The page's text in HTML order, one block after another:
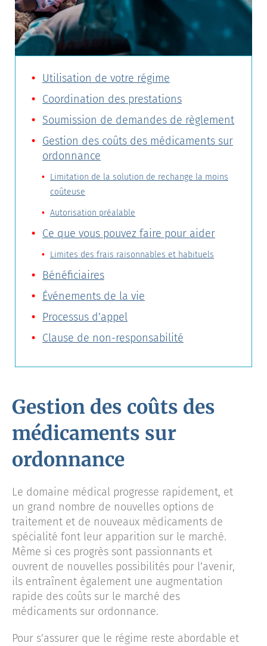
Utilisation de votre régime
Coordination des prestations
Soumission de demandes de règlement
Gestion des coûts des médicaments sur
ordonnance
Limitation de la solution de rechange la moins
coûteuse
Autorisation préalable
Ce que vous pouvez faire pour aider
Limites des frais raisonnables et habituels
Bénéficiaires
Événements de la vie
Processus d’appel
Clause de non-responsabilité
Gestion des coûts des
médicaments sur
ordonnance
Le domaine médical progresse rapidement, et
un grand nombre de nouvelles options de
traitement et de nouveaux médicaments de
spécialité font leur apparition sur le marché.
Même si ces progrès sont passionnants et
ouvrent de nouvelles possibilités pour l’avenir,
ils entraînent également une augmentation
rapide des coûts sur le marché des
médicaments sur ordonnance.
Pour s’assurer que le régime reste abordable et